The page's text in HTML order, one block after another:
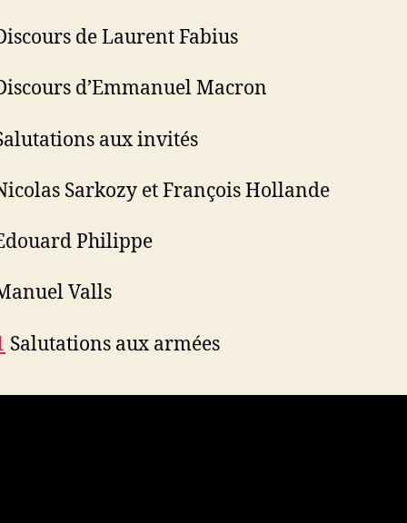
de Laurent Fabius
d’Emmanuel Macron
aux invités
Sarkozy et François Hollande
Philippe
Valls
Salutations aux armées